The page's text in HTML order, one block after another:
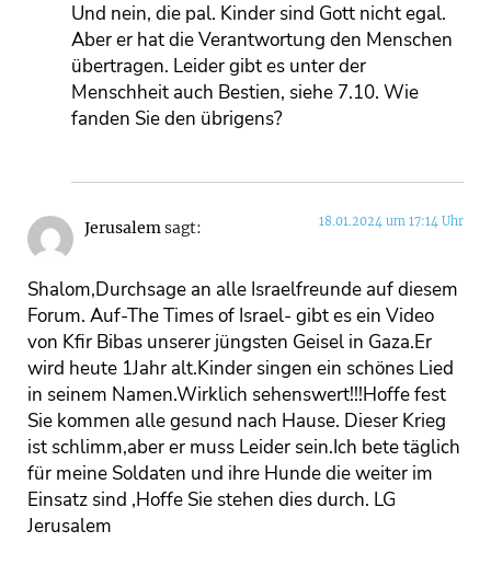
Und nein, die pal. Kinder sind Gott nicht egal.
Aber er hat die Verantwortung den Menschen
übertragen. Leider gibt es unter der
Menschheit auch Bestien, siehe 7.10. Wie
fanden Sie den übrigens?
Jerusalemsagt: 18.01.2024 um 17:14 Uhr
Shalom,Durchsage an alle Israelfreunde auf diesem
Forum. Auf-The Times of Israel- gibt es ein Video
von Kfir Bibas unserer jüngsten Geisel in Gaza.Er
wird heute 1Jahr alt.Kinder singen ein schönes Lied
in seinem Namen.Wirklich sehenswert!!!Hoffe fest
Sie kommen alle gesund nach Hause. Dieser Krieg
ist schlimm,aber er muss Leider sein.Ich bete täglich
für meine Soldaten und ihre Hunde die weiter im
Einsatz sind ,Hoffe Sie stehen dies durch. LG
Jerusalem